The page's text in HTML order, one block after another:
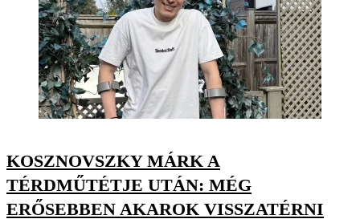
KOSZNOVSZKY MÁRK A
TÉRDMŰTÉTJE UTÁN: MÉG
ERŐSEBBEN AKAROK VISSZATÉRNI